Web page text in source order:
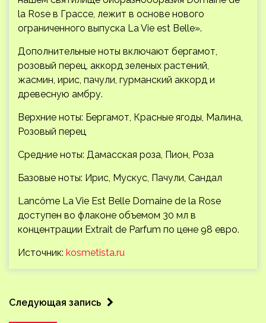
la Rose в Грассе, лежит в основе нового
ограниченного выпуска La Vie est Belle».
Дополнительные ноты включают бергамот,
розовый перец, аккорд зеленых растений,
жасмин, ирис, пачули, гурманский аккорд и
древесную амбру.
Верхние ноты: Бергамот, Красные ягоды, Малина,
Розовый перец
Средние ноты: Дамасская роза, Пион, Роза
Базовые ноты: Ирис, Мускус, Пачули, Сандал
Lancôme La Vie Est Belle Domaine de la Rose
доступен во флаконе объемом 30 мл в
концентрации Extrait de Parfum по цене 98 евро.
Источник: kosmetista.ru
Следующая запись